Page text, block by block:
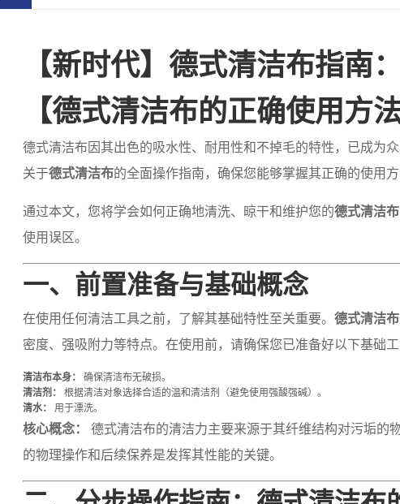
【新时代】德式清洁布指南
【德式清洁布的正确使用方
德式清洁布因其出色的吸水性、耐用性和不掉毛的特性，已成为
关于德式清洁布的全面操作指南，确保您能够掌握其正确的使用
通过本文，您将学会如何正确地清洗、晾干和维护您的德式清洁布
使用误区。
一、前置准备与基础概念
在使用任何清洁工具之前，了解其基础特性至关重要。 德式清洁布
密度、强吸附力等特点。在使用前，请确保您已准备好以下基础
清洁布本身：
确保清洁布无破损。
清洁剂：
根据清洁对象选择合适的温和清洁剂（避免使用强酸强碱）。
清水：
用于漂洗。
核心概念：
德式清洁布的清洁力主要来源于其纤维结构对污垢的
的物理操作和后续保养是发挥其性能的关键。